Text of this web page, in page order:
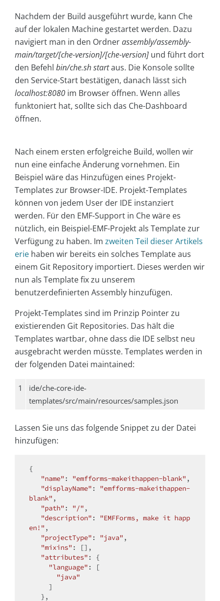
Nachdem der Build ausgeführt wurde, kann Che
auf der lokalen Machine gestartet werden. Dazu
navigiert man in den Ordnerassembly/assembly-
main/target/[che-version]/[che-version] und führt dort
den Befehl bin/che.sh startaus. Die Konsole sollte
den Service-Start bestätigen, danach lässt sich
localhost:8080 im Browser öffnen. Wenn alles
funktoniert hat, sollte sich das Che-Dashboard
öffnen.
Nach einem ersten erfolgreiche Build, wollen wir
nun eine einfache Änderung vornehmen. Ein
Beispiel wäre das Hinzufügen eines Projekt-
Templates zur Browser-IDE. Projekt-Templates
können von jedem User der IDE instanziert
werden. Für den EMF-Support in Che wäre es
nützlich, ein Beispiel-EMF-Projekt als Template zur
Verfügung zu haben. Im zweiten Teil dieser Artikels
erie haben wir bereits ein solches Template aus
einem Git Repository importiert. Dieses werden wir
nun als Template fix zu unserem
benutzerdefinierten Assembly hinzufügen.
Projekt-Templates sind im Prinzip Pointer zu
existierenden Git Repositories. Das hält die
Templates wartbar, ohne dass die IDE selbst neu
ausgebracht werden müsste. Templates werden in
der folgenden Datei maintained:
1
ide/che-core-ide-
templates/src/main/resources/samples.json
Lassen Sie uns das folgende Snippet zu der Datei
hinzufügen:
{
"name" : "emfforms-makeithappen-blank" ,
"displayName" : "emfforms-makeithappen-
blank" ,
"path" : "/" ,
"description" : "EMFForms, make it happ
en!" ,
"projectType" : "java" ,
"mixins" : [],
"attributes" : {
"language" : [
"java"